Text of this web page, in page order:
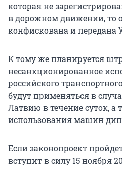
которая не
в дорожном движении, то
конфискована и передана
К тому же планируется
несанкционированное
российского
будут применяться в
Латвию в течение суток, а
использования машин
Если законопроект
вступит в силу 15 ноября